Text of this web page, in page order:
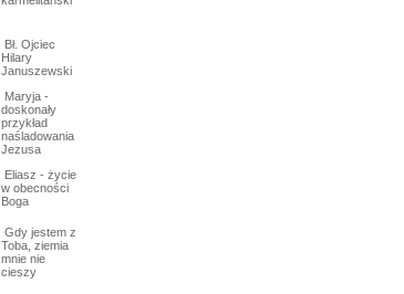
Bł. Ojciec
Hilary
Januszewski
Maryja -
doskonały
przykład
naśladowania
Jezusa
Eliasz - życie
w obecności
Boga
Gdy jestem z
Toba, ziemia
mnie nie
cieszy